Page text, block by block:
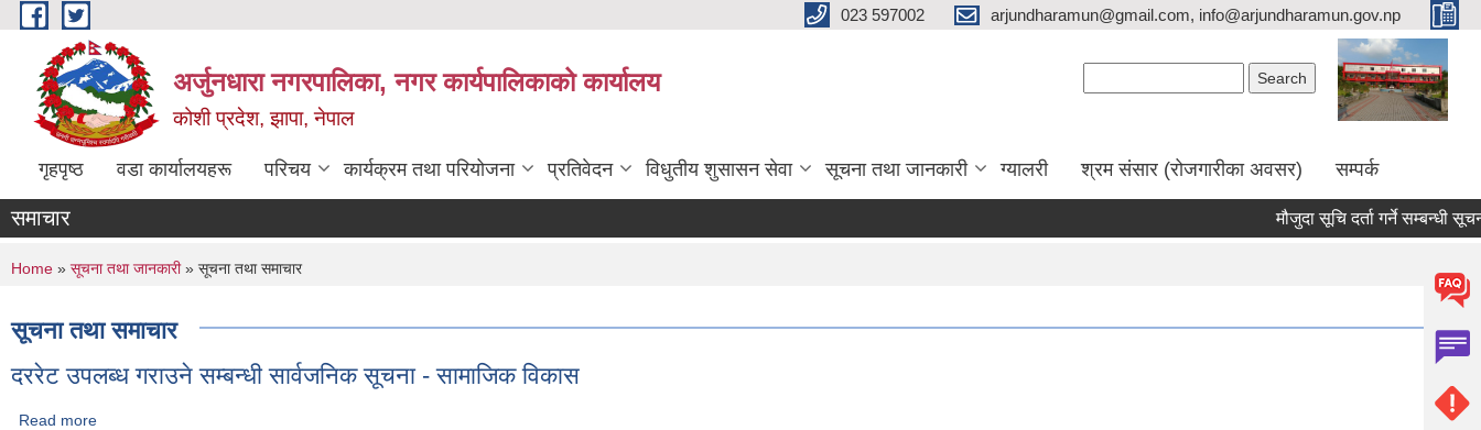
Skip to main content 023 597002 arjundharamun@gmail.com, info@arjundharamun.gov.np
अर्जुनधारा नगरपालिका, नगर कार्यपालिकाको कार्यालय
कोशी प्रदेश, झापा, नेपाल
गृहपृष्ठ वडा कार्यालयहरू परिचय कार्यक्रम तथा परियोजना प्रतिवेदन विधुतीय शुसासन सेवा सूचना तथा जानकारी ग्यालरी श्रम संसार (रोजगारीका अवसर) सम्पर्क
समाचार मौजुदा सूचि दर्ता गर्ने सम्बन्धी सूचना।
You are here
Home » सूचना तथा जानकारी» सूचना तथा समाचार
सूचना तथा समाचार
दररेट उपलब्ध गराउने सम्बन्धी सार्वजनिक सूचना - सामाजिक विकास
Read more